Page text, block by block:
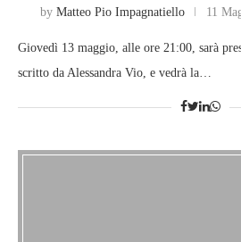
by Matteo Pio Impagnatiello 11
Giovedì 13 maggio, alle ore 21:00, sarà
scritto da Alessandra Vio, e vedrà la…